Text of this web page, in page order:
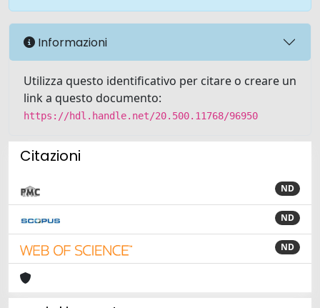
Informazioni
Utilizza questo identificativo per citare o creare un
link a questo documento:
https://hdl.handle.net/20.500.11768/96950
Citazioni
ND
ND
ND